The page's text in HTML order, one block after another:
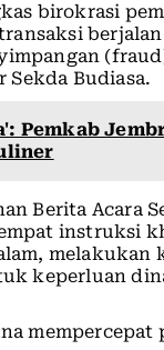
birokrasi
Sekda Budiasa.
Pemkab
Berita Acara
instruksi
melakukan
keperluan
mempercepat